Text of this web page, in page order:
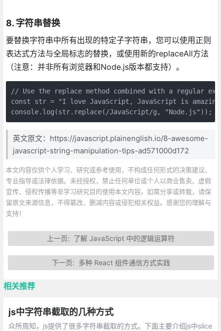
8. 字符串替换
要替换字符串中所有出现的特定子字符串，您可以使用正则
表达式方法与全局标志的替换，或使用新的replaceAll方法
（注意：并非所有浏览器和Node.js版本都支持）。
// Use the replace method combined with a regular
const str = "I love JavaScript, JavaScript is
console.log(str.replace(/JavaScript/g, "Node.js"));
英文原文：https://javascript.plainenglish.io/8-awesome-
javascript-string-manipulation-tips-ad571000d172
本文内容仅供个人学习、研究或参考使用，不构成任何形式的决策建议、
专业指导或法律依据。未经授权，禁止任何单位或个人以商业售卖、虚假
宣传、侵权传播等非学习研究目的使用本文内容。如需分享或转载，请保
留原文来源信息，不得篡改、删减内容或侵犯相关权益。感谢您的理解与
支持！
上一页: 了解 JavaScript 中的逻辑运算符
下一页: 多种 React 组件通信方式实践
相关推荐
js中字符串截取的几种方式
众所周知，js提供了很多字符串截取的方式。下面主要介绍js中slice